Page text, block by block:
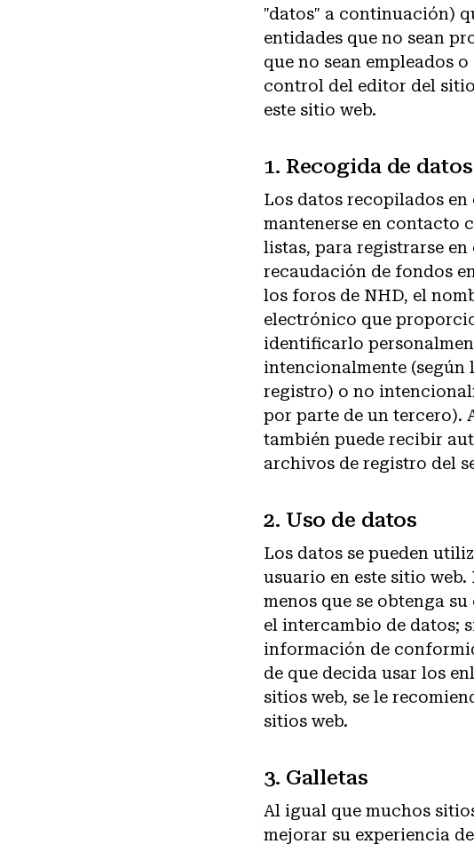
"datos" a continuación)
entidades que no sean
que no sean empleados
control del editor del sitio
este sitio web.
1. Recogida de datos
Los datos recopilados
mantenerse en contacto
listas, para registrarse
recaudación de fondos
los foros de NHD, el
electrónico que
identificarlo
intencionalmente (según
registro) o no
por parte de un tercero).
también puede recibir
archivos de registro del
2. Uso de datos
Los datos se pueden
usuario en este sitio
menos que se obtenga
el intercambio de datos;
información de
de que decida usar los
sitios web, se le
sitios web.
3. Galletas
Al igual que muchos
mejorar su experiencia